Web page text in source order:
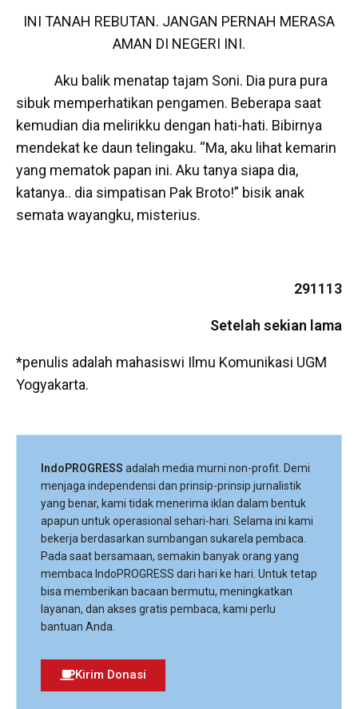
INI TANAH REBUTAN. JANGAN PERNAH MERASA
AMAN DI NEGERI INI.
Aku balik menatap tajam Soni. Dia pura pura
sibuk memperhatikan pengamen. Beberapa saat
kemudian dia melirikku dengan hati-hati. Bibirnya
mendekat ke daun telingaku. “Ma, aku lihat kemarin
yang mematok papan ini. Aku tanya siapa dia,
katanya.. dia simpatisan Pak Broto!” bisik anak
semata wayangku, misterius.
291113
Setelah sekian lama
*penulis adalah mahasiswi Ilmu Komunikasi UGM
Yogyakarta.
IndoPROGRESS adalah media murni non-profit. Demi
menjaga independensi dan prinsip-prinsip jurnalistik
yang benar, kami tidak menerima iklan dalam bentuk
apapun untuk operasional sehari-hari. Selama ini kami
bekerja berdasarkan sumbangan sukarela pembaca.
Pada saat bersamaan, semakin banyak orang yang
membaca IndoPROGRESS dari hari ke hari. Untuk tetap
bisa memberikan bacaan bermutu, meningkatkan
layanan, dan akses gratis pembaca, kami perlu
bantuan Anda.
Kirim Donasi